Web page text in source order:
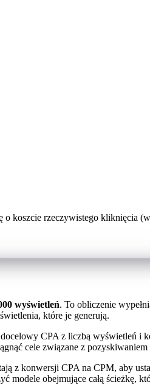
koszcie rzeczywistego kliknięcia
wyświetleń. To obliczenie
które je generują.
CPA z liczbą wyświetleń
cele związane z
z konwersji CPA na CPM, aby
obejmujące całą ścieżkę,